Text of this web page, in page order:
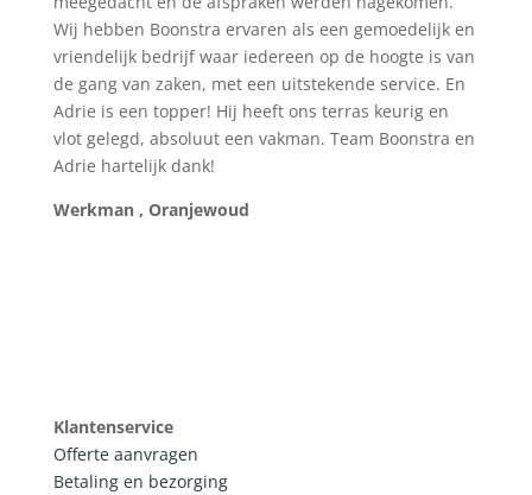
Wij hebben Boonstra ervaren als een gemoedelijk en
vriendelijk bedrijf waar iedereen op de hoogte is van
de gang van zaken, met een uitstekende service. En
Adrie is een topper! Hij heeft ons terras keurig en
vlot gelegd, absoluut een vakman. Team Boonstra en
Adrie hartelijk dank!
Werkman , Oranjewoud
Klantenservice
Offerte aanvragen
Betaling en bezorging